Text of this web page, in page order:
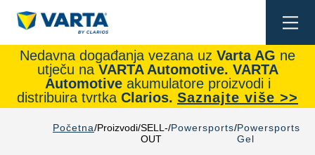
Nedavna događanja vezana uz Varta AG ne
utječu na VARTA Automotive. VARTA
Automotiveakumulatore proizvodi i
distribuira tvrtka Clarios. Saznajte više >>
Početna Proizvodi SELL-
OUT
Powersports Powersports
Gel